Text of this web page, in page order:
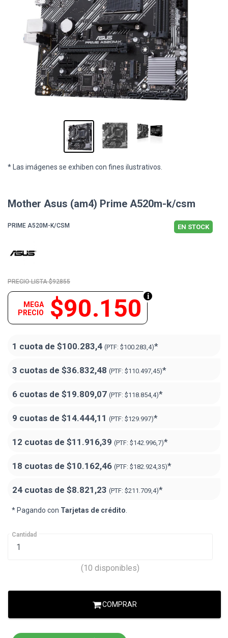
* Las imágenes se exhiben con fines ilustrativos.
Mother Asus (am4) Prime A520m-k/csm
PRIME A520M-K/CSM EN STOCK
$92855
$90.150
MEGA
PRECIO
1 cuota de $100.283,4 (PTF: $100.283,4)*
3 cuotas de $36.832,48 (PTF: $110.497,45)*
6 cuotas de $19.809,07 (PTF: $118.854,4)*
9 cuotas de $14.444,11 (PTF: $129.997)*
12 cuotas de $11.916,39 (PTF: $142.996,7)*
18 cuotas de $10.162,46 (PTF: $182.924,35)*
24 cuotas de $8.821,23 (PTF: $211.709,4)*
* Pagando con Tarjetas de crédito.
Cantidad
(10 disponibles)
COMPRAR